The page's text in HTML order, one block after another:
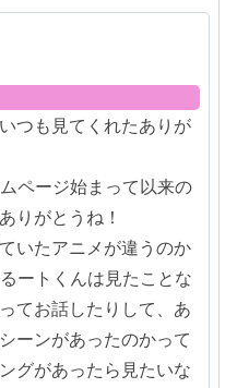
つも見てくれたありが
ページ始まって以来の
りがとうね！
いたアニメが違うのか
ートくんは見たことな
てお話したりして、あ
ーンがあったのかって
グがあったら見たいな